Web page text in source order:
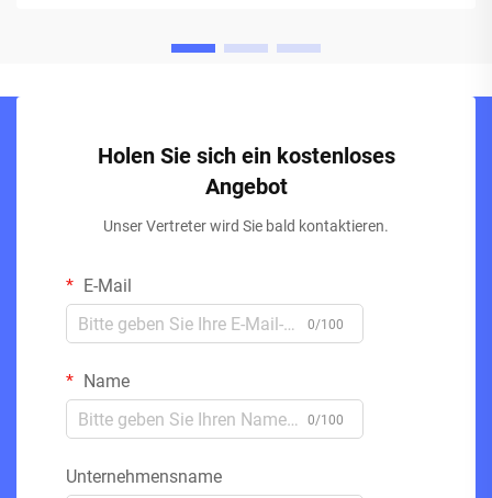
Holen Sie sich ein kostenloses
Angebot
Unser Vertreter wird Sie bald kontaktieren.
E-Mail
0/100
Name
0/100
Unternehmensname